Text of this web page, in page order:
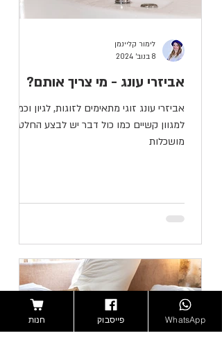
אביזרי עונג - מי צריך אותם?
אביזרי עונג זוגי מתאימים לזוגות, לגיון וכמענה
למגוון קשיים כמו כול דבר יש לבצע החלטות
מושכלות
לימור קליינמן
8 בנוב׳ 2024
חנות פייסבוק WhatsApp